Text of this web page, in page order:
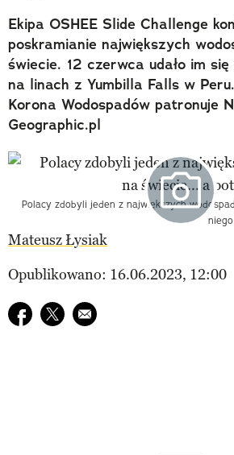
Ekipa OSHEE Slide Challenge
poskramianie największych
świecie. 12 czerwca udało im
na linach z Yumbilla Falls w
Korona Wodospadów patronuje
Geographic.pl
Polacy zdobyli jeden z największych
Mateusz Łysiak
Opublikowano: 16.06.2023, 12:00
Udostępnij na facebook
Udostępnij na twitter
E-mail do przyjaciela